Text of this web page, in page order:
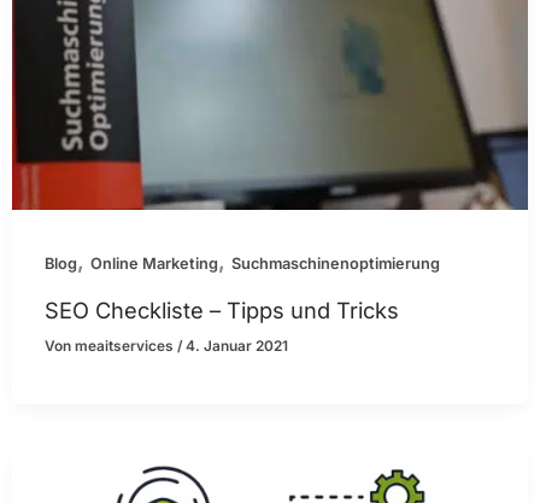
Blog,Online Marketing,Suchmaschinenoptimierung
SEO Checkliste – Tipps und Tricks
Vonmeaitservices /4. Januar 2021